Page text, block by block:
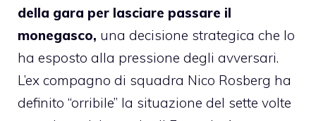
della gara per lasciare passare il
monegasco, una decisione strategica che lo
ha esposto alla pressione degli avversari.
L’ex compagno di squadra Nico Rosberg ha
definito “orribile” la situazione del sette volte